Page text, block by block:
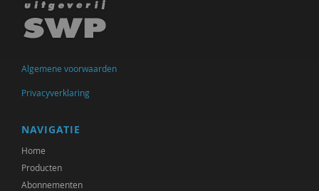
Algemene voorwaarden
Privacyverklaring
NAVIGATIE
Home
Producten
Abonnementen